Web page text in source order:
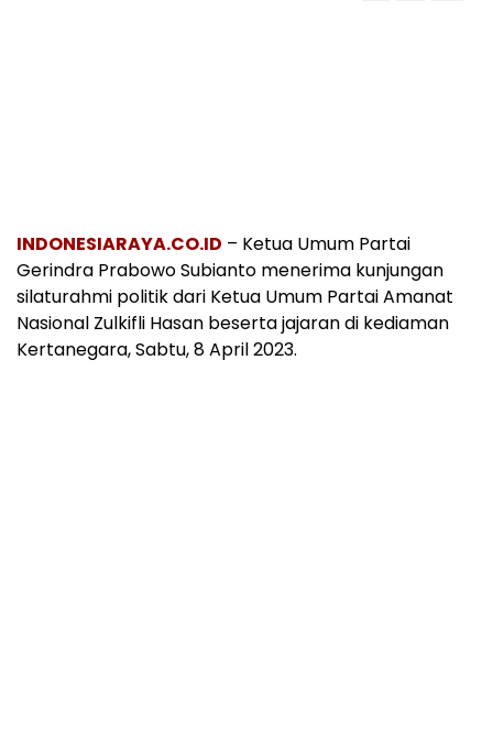
INDONESIARAYA.CO.ID – Ketua Umum Partai
Gerindra Prabowo Subianto menerima kunjungan
silaturahmi politik dari Ketua Umum Partai Amanat
Nasional Zulkifli Hasan beserta jajaran di kediaman
Kertanegara, Sabtu, 8 April 2023.